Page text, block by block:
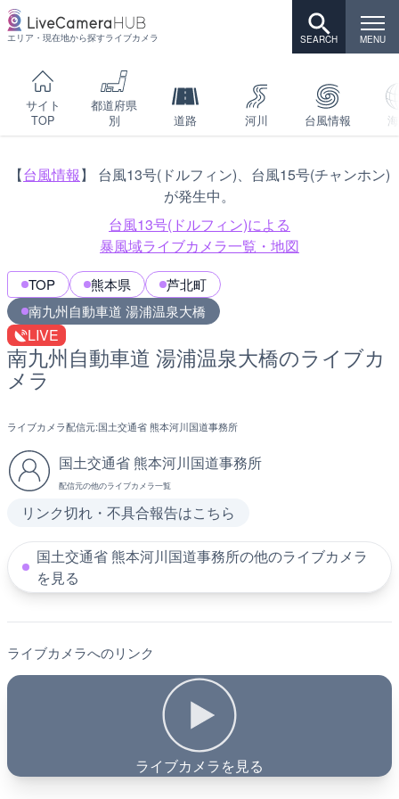
エリア・現在地から探すライブカメラ
サイト
TOP
都道府県
別
道路 河川 台風情報
【台風情報】 台風13号(ドルフィン)、台風15号(チャンホン)
が発生中。
台風13号(ドルフィン)による
暴風域ライブカメラ一覧・地図
TOP 熊本県
芦北町
南九州自動車道 湯浦温泉大橋
LIVE
南九州自動車道 湯浦温泉大橋のライブカ
メラ
ライブカメラ配信元:国土交通省 熊本河川国道事務所
国土交通省 熊本河川国道事務所
配信元の他のライブカメラ一覧
リンク切れ・不具合報告はこちら
国土交通省 熊本河川国道事務所の他のライブカメラ
を見る
ライブカメラへのリンク
ライブカメラを見る